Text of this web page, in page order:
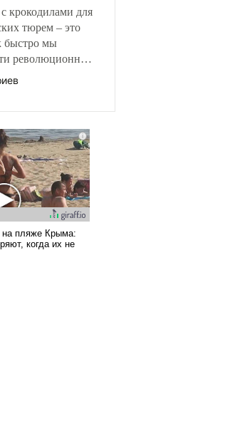
крокодилами для
тюрем – это
быстро мы
революционных
несколько лет
для